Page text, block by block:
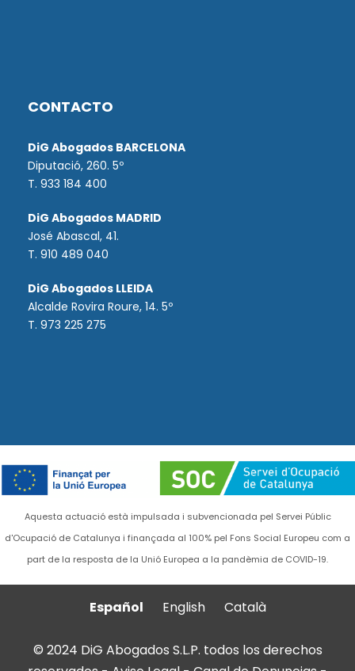
CONTACTO
DiG Abogados BARCELONA
Diputació, 260. 5º
T. 933 184 400
DiG Abogados MADRID
José Abascal, 41.
T. 910 489 040
DiG Abogados LLEIDA
Alcalde Rovira Roure, 14. 5º
T. 973 225 275
Aquesta actuació està impulsada i subvencionada pel Servei Públic
d'Ocupació de Catalunya i finançada al 100% pel Fons Social Europeu com a
part de la resposta de la Unió Europea a la pandèmia de COVID-19.
Español English Català
© 2024 DiG Abogados S.L.P. todos los derechos